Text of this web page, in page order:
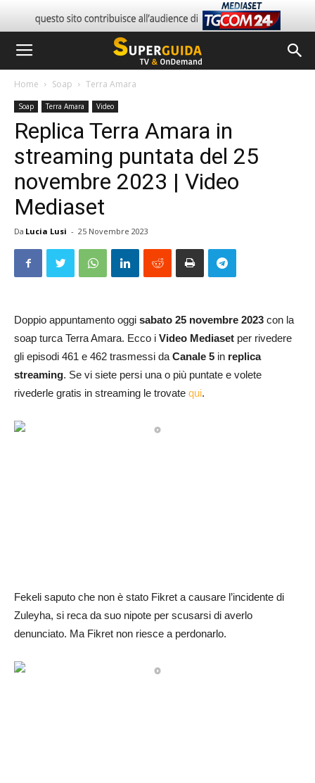
Home Soap Terra Amara
Soap Terra Amara Video
Replica Terra Amara in
streaming puntata del 25
novembre 2023 | Video
Mediaset
Da Lucia Lusi - 25 Novembre 2023
Doppio appuntamento oggi sabato 25 novembre 2023 con la
soap turca Terra Amara. Ecco i Video Mediaset per rivedere
gli episodi 461 e 462 trasmessi da Canale 5 in replica
streaming. Se vi siete persi una o più puntate e volete
rivederle gratis in streaming le trovate qui.
Fekeli saputo che non è stato Fikret a causare l’incidente di
Zuleyha, si reca da suo nipote per scusarsi di averlo
denunciato. Ma Fikret non riesce a perdonarlo.